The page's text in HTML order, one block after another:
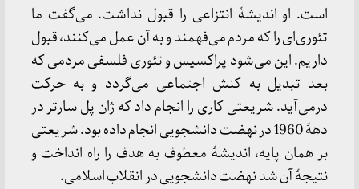
است. او اندیشۀ انتزاعی را قبول نداشت. می‌گفت ما
تئوری‌ای را که مردم می‌فهمند و به آن عمل می‌کنند، قبول
داریم. این می‌شود پراکسیس و تئوری فلسفی مردمی که
بعد تبدیل به کنش اجتماعی می‌گردد و به حرکت
درمی‌آید. شریعتی کاری را انجام داد که ژان پل سارتر در
دهۀ 1960 در نهضت دانشجویی انجام داده بود. شریعتی
بر همان پایه، اندیشۀ معطوف به هدف را راه انداخت و
نتیجۀ آن شد نهضت دانشجویی در انقلاب اسلامی.